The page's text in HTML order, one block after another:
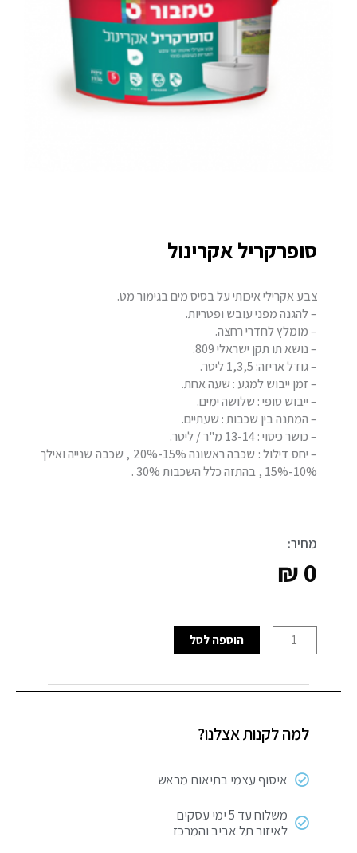
סופרקריל אקרינול
צבע אקרילי איכותי על בסיס מים בגימור מט.
– להגנה מפני עובש ופטריות.
– מומלץ לחדרי רחצה.
– נושא תו תקן ישראלי 809.
– גודל אריזה: 1,3,5 ליטר.
– זמן ייבוש למגע : שעה אחת.
– ייבוש סופי : שלושה ימים.
– המתנה בין שכבות : שעתיים.
– כושר כיסוי : 13-14 מ"ר / ליטר.
– יחס דילול : שכבה ראשונה 15%-20% , שכבה שנייה ואילך
10%-15% , בהתזה כלל השכבות 30% .
מחיר:
₪0
של
אקרינול
הוספה לסל
למה לקנות אצלנו?
איסוף עצמי בתיאום מראש
משלוח עד 5 ימי עסקים
לאיזור תל אביב והמרכז